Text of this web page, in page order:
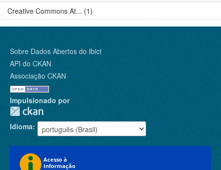
Creative Commons At... (1)
Sobre Dados Abertos do Ibict
API do CKAN
Associação CKAN
Impulsionado por
Idioma